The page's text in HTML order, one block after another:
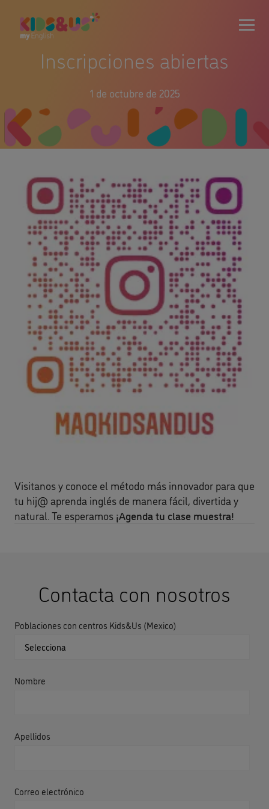
Inscripciones abiertas
1 de octubre de 2025
Visitanos y conoce el método más innovador para que
tu hij@ aprenda inglés de manera fácil, divertida y
natural. Te esperamos ¡Agenda tu clase muestra!
Contacta con nosotros
Poblaciones con centros Kids&Us (Mexico)
Nombre
Apellidos
Correo electrónico